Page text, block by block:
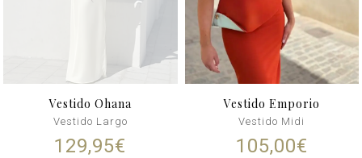
Vestido Ohana
Vestido Largo
129,95€
Vestido Emporio
Vestido Midi
105,00€